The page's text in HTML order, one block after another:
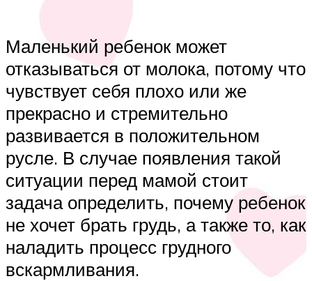
Маленький ребенок может
отказываться от молока, потому что
чувствует себя плохо или же
прекрасно и стремительно
развивается в положительном
русле. В случае появления такой
ситуации перед мамой стоит
задача определить, почему ребенок
не хочет брать грудь, а также то, как
наладить процесс грудного
вскармливания.